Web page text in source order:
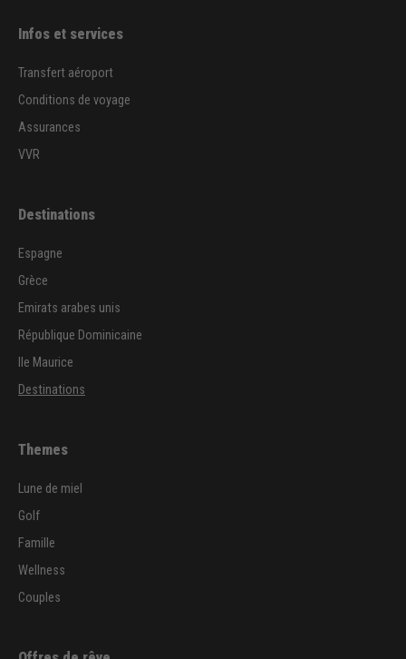
Infos et services
Transfert aéroport
Conditions de voyage
Assurances
VVR
Destinations
Espagne
Grèce
Emirats arabes unis
République Dominicaine
Ile Maurice
Destinations
Themes
Lune de miel
Golf
Famille
Wellness
Couples